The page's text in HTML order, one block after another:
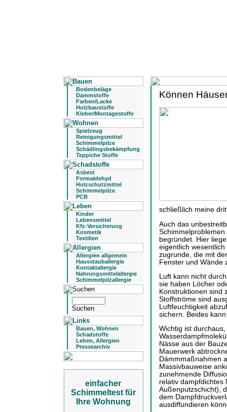
Bodenbeläge
Dämmstoffe
Farben/Lacke
Holzbaustoffe
Kleber/Montagestoffe
Spielzeug
Reinigungsmittel
Schimmelpilze
Schädlingsbekämpfung
Teppiche Stoffe
Asbest
Formaldehyd
Holzschutzmittel
Schimmelpilze
PCB
Kinder
Lebensmittel
Kfz-Versicherung
Kosmetik
Textilien
Allergien allgemein
Hausstauballergie
Kontaktallergie
Nahrungsmittelallergie
Schimmelpilzallergie
Bauen, Wohnen
Schadstoffe
Leben, Allergien
Pressearchiv
einfacher
Schimmeltest für
Ihre Wohnung
Können
schließlich meine
Auch das
begründet. Hier
eigentlich
zugrunde, die mit
Fenster und Wände
Luft kann nicht
sie haben Löcher
Konstruktionen sind
Stoffströme sind
Luftfeuchtigkeit
sichern. Beides
Wichtig ist
Nässe aus der
Mauerwerk
Dämmmaßnahmen
Massivbauweise
zunehmende
relativ dampfdichtes
Außenputzschicht),
dem
ausdiffundieren